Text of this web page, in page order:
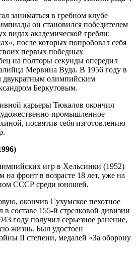
заниматься в гребном клубе
он становился победителем
видах академической гребли:
после которых попробовал себя
первых победных
на полторы секунды опередил
Мервина Вуда. В 1956 году в
двукратным олимпийским
Беркутовым.
карьеры Тюкалов окончил
промышленное
посвятив себя изготовлению
игр в Хельсинки (1952)
на фронт в возрасте 18 лет, уже на
СССР среди юношей.
окончив Сухумское пехотное
составе 155-й стрелковой дивизии
году получил серьезное ранение,
жизнь. Был удостоен
II степени, медалей «За оборону